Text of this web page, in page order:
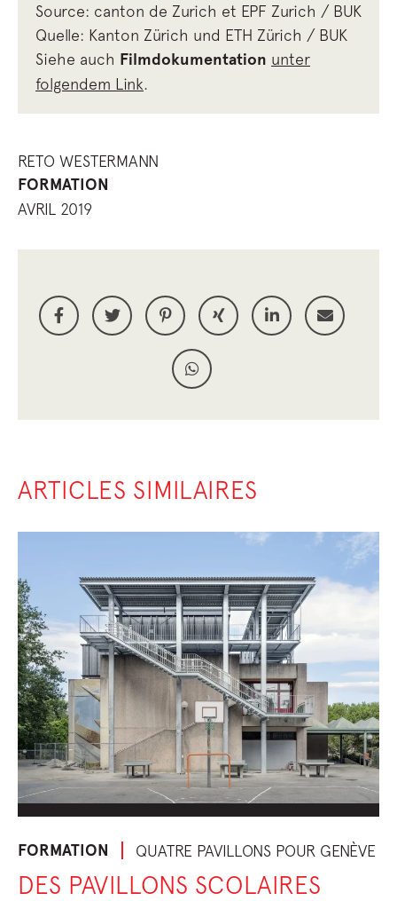
Source: canton de Zurich et EPF Zurich / BUK
Quelle: Kanton Zürich und ETH Zürich / BUK
Siehe auch Filmdokumentation unter
folgendem Link.
RETO WESTERMANN
FORMATION
AVRIL 2019
ARTICLES SIMILAIRES
FORMATION QUATRE PAVILLONS POUR GENÈVE
DES PAVILLONS SCOLAIRES